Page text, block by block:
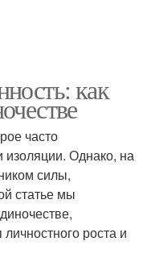
как
часто
изоляции. Однако, на
силы,
статье мы
роста и